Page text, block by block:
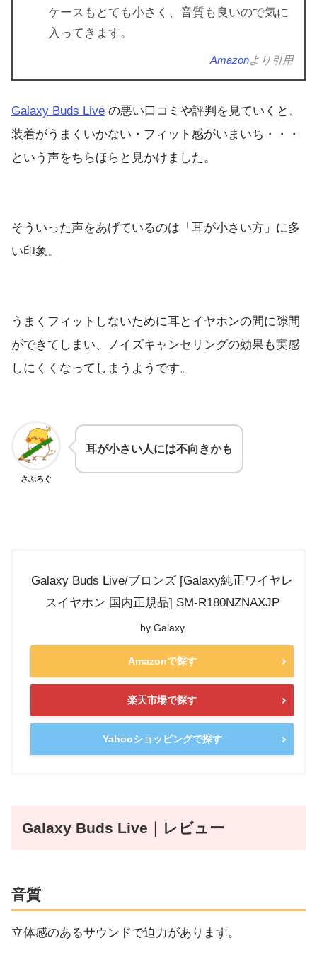
ケースもとても小さく、音質も良いので気に
入ってきます。
Amazonより引用
Galaxy Buds Live の悪い口コミや評判を見ていくと、
装着がうまくいかない・フィット感がいまいち・・・
という声をちらほらと見かけました。
そういった声をあげているのは「耳が小さい方」に多
い印象。
うまくフィットしないために耳とイヤホンの間に隙間
ができてしまい、ノイズキャンセリングの効果も実感
しにくくなってしまうようです。
さぶろぐ
耳が小さい人には不向きかも
Galaxy Buds Live/ブロンズ [Galaxy純正ワイヤレ
スイヤホン 国内正規品] SM-R180NZNAXJP
by Galaxy
Amazonで探す
楽天市場で探す
Yahooショッピングで探す
Galaxy Buds Live｜レビュー
音質
立体感のあるサウンドで迫力があります。